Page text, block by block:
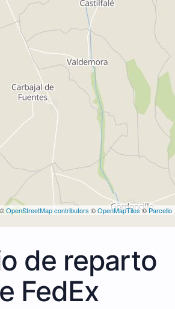
OpenStreetMap contributors ©OpenMapTiles©Parcello
de reparto
FedEx